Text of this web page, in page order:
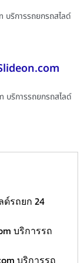
บริการรถยกรถสไลด์
บริการรถยกรถสไลด์
ด์รถยก 24
บริการรถ
บริการรถ